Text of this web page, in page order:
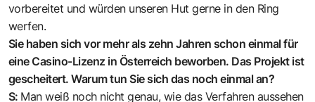
vorbereitet und würden unseren Hut gerne in den Ring
werfen.
Sie haben sich vor mehr als zehn Jahren schon einmal für
eine Casino-Lizenz in Österreich beworben. Das Projekt ist
gescheitert. Warum tun Sie sich das noch einmal an?
S: Man weiß noch nicht genau, wie das Verfahren aussehen